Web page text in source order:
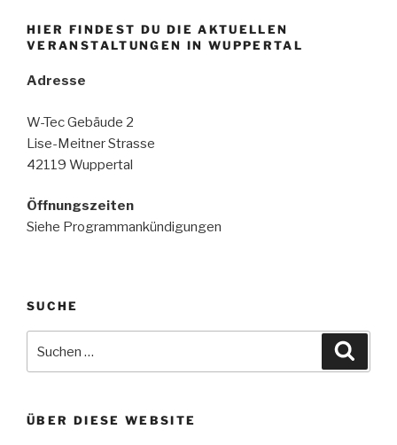
HIER FINDEST DU DIE AKTUELLEN
VERANSTALTUNGEN IN WUPPERTAL
Adresse
W-Tec Gebäude 2
Lise-Meitner Strasse
42119 Wuppertal
Öffnungszeiten
Siehe Programmankündigungen
SUCHE
ÜBER DIESE WEBSITE